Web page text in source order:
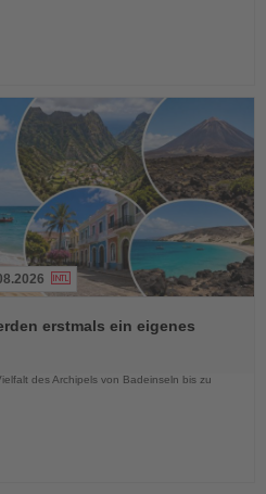
erstmals ein eigenes
des Archipels von Badeinseln bis zu